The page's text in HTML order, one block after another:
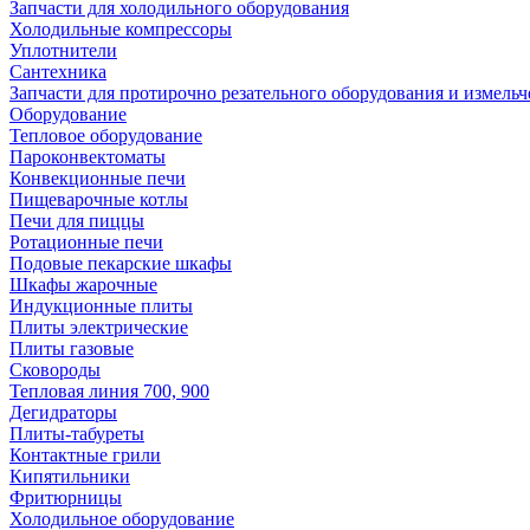
Запчасти для холодильного оборудования
Холодильные компрессоры
Уплотнители
Сантехника
Запчасти для протирочно резательного оборудования и
Оборудование
Тепловое оборудование
Пароконвектоматы
Конвекционные печи
Пищеварочные котлы
Печи для пиццы
Ротационные печи
Подовые пекарские шкафы
Шкафы жарочные
Индукционные плиты
Плиты электрические
Плиты газовые
Сковороды
Тепловая линия 700, 900
Дегидраторы
Плиты-табуреты
Контактные грили
Кипятильники
Фритюрницы
Холодильное оборудование